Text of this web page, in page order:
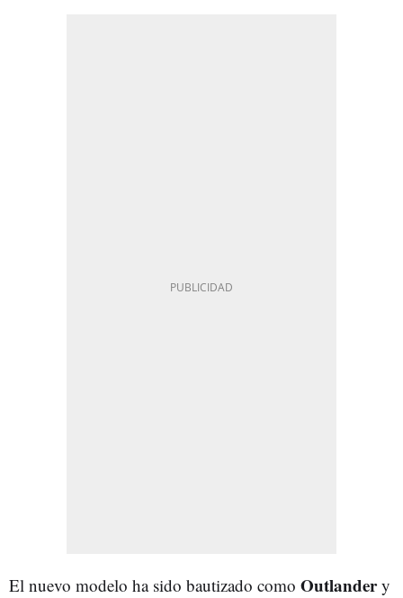
El nuevo modelo ha sido bautizado como Outlandery